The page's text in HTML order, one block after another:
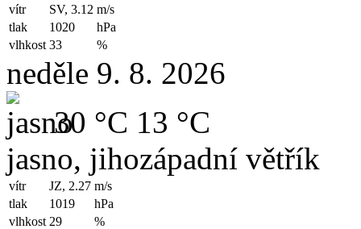
vítr SV, 3.12 m/s
tlak
1020
hPa
vlhkost 33 %
neděle 9. 8. 2026
30 °C 13 °C
jasno, jihozápadní větřík
vítr JZ, 2.27 m/s
tlak
1019
hPa
vlhkost 29 %